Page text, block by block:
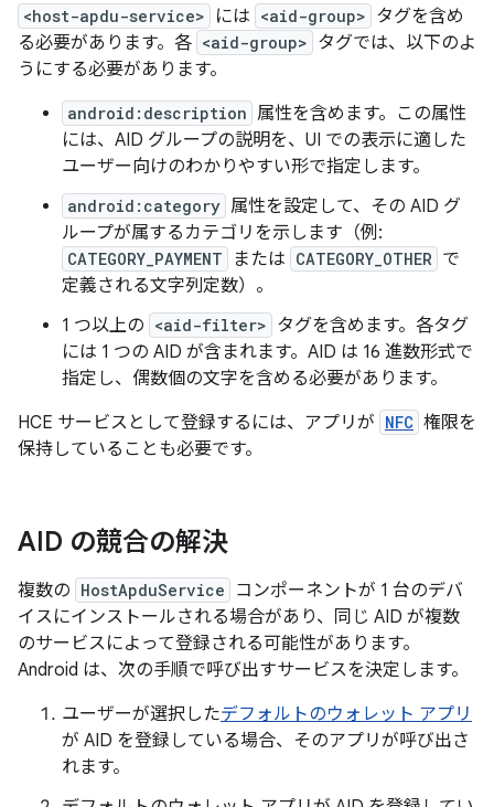
<host-apdu-service> には <aid-group> タグを含め
る必要があります。各 <aid-group> タグでは、以下のよ
うにする必要があります。
android:description 属性を含めます。この属性
には、AID グループの説明を、UI での表示に適した
ユーザー向けのわかりやすい形で指定します。
android:category 属性を設定して、その AID グ
ループが属するカテゴリを示します（例:
CATEGORY_PAYMENT または CATEGORY_OTHER で
定義される文字列定数）。
1 つ以上の <aid-filter> タグを含めます。各タグ
には 1 つの AID が含まれます。AID は 16 進数形式で
指定し、偶数個の文字を含める必要があります。
HCE サービスとして登録するには、アプリが NFC 権限を
保持していることも必要です。
AID の競合の解決
複数の HostApduService
コンポーネントが 1 台のデバ
イスにインストールされる場合があり、同じ AID が複数
のサービスによって登録される可能性があります。
Android は、次の手順で呼び出すサービスを決定します。
ユーザーが選択したデフォルトのウォレット アプリ
が AID を登録している場合、そのアプリが呼び出さ
れます。